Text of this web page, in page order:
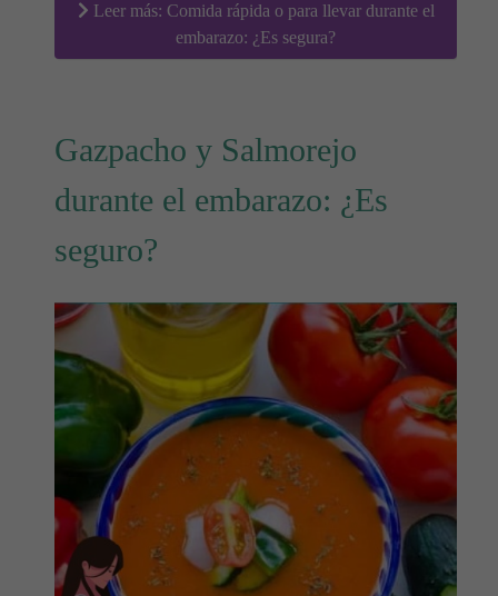
Leer más: Comida rápida o para llevar durante el
embarazo: ¿Es segura?
Gazpacho y Salmorejo
durante el embarazo: ¿Es
seguro?